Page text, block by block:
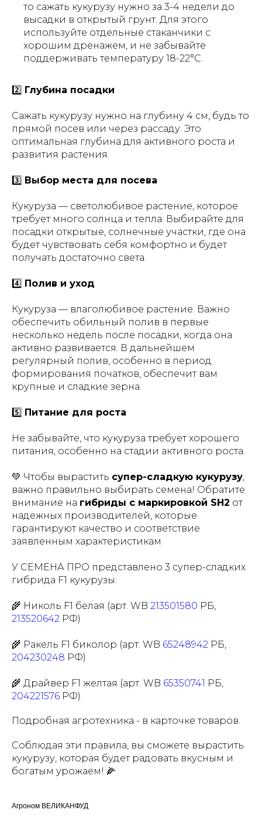
то сажать кукурузу нужно за 3-4 недели до
высадки в открытый грунт. Для этого
используйте отдельные стаканчики с
хорошим дренажем, и не забывайте
поддерживать температуру 18-22°C.
2️⃣ Глубина посадки
Сажать кукурузу нужно на глубину 4 см, будь то
прямой посев или через рассаду. Это
оптимальная глубина для активного роста и
развития растения.
3️⃣ Выбор места для посева
Кукуруза — светолюбивое растение, которое
требует много солнца и тепла. Выбирайте для
посадки открытые, солнечные участки, где она
будет чувствовать себя комфортно и будет
получать достаточно света.
4️⃣ Полив и уход
Кукуруза — влаголюбивое растение. Важно
обеспечить обильный полив в первые
несколько недель после посадки, когда она
активно развивается. В дальнейшем
регулярный полив, особенно в период
формирования початков, обеспечит вам
крупные и сладкие зерна.
5️⃣ Питание для роста
Не забывайте, что кукуруза требует хорошего
питания, особенно на стадии активного роста.
💚 Чтобы вырастить супер-сладкую кукурузу
важно правильно выбирать семена! Обратите
внимание на гибриды с маркировкой SH2 от
надежных производителей, которые
гарантируют качество и соответствие
заявленным характеристикам
У СЕМЕНА ПРО представлено 3 супер-сладких
гибрида F1 кукурузы:
🌾 Николь F1 белая (арт. WB 213501580 РБ,
213520642 РФ)
🌾 Ракель F1 биколор (арт. WB 65248942 РБ,
204230248 РФ)
🌾 Драйвер F1 желтая (арт. WB 65350741 РБ,
204221576 РФ).
Подробная агротехника - в карточке товаров.
Соблюдая эти правила, вы сможете вырастить
кукурузу, которая будет радовать вкусным и
богатым урожаем! 🌽
Агроном ВЕЛИКАНФУД